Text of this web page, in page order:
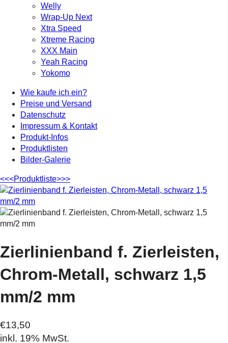
Welly
Wrap-Up Next
Xtra Speed
Xtreme Racing
XXX Main
Yeah Racing
Yokomo
Wie kaufe ich ein?
Preise und Versand
Datenschutz
Impressum & Kontakt
Produkt-Infos
Produktlisten
Bilder-Galerie
<<<Produktliste>>>
Zierlinienband f. Zierleisten,
Chrom-Metall, schwarz 1,5
mm/2 mm
€13,50
inkl. 19% MwSt.